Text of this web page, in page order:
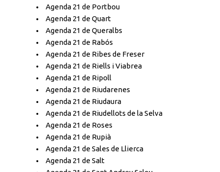
Agenda 21 de Portbou
Agenda 21 de Quart
Agenda 21 de Queralbs
Agenda 21 de Rabós
Agenda 21 de Ribes de Freser
Agenda 21 de Riells i Viabrea
Agenda 21 de Ripoll
Agenda 21 de Riudarenes
Agenda 21 de Riudaura
Agenda 21 de Riudellots de la Selva
Agenda 21 de Roses
Agenda 21 de Rupià
Agenda 21 de Sales de Llierca
Agenda 21 de Salt